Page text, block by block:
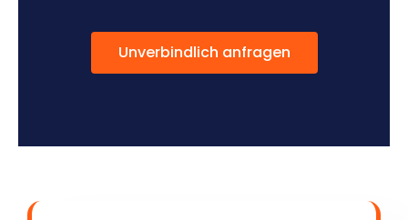
Unverbindlich anfragen